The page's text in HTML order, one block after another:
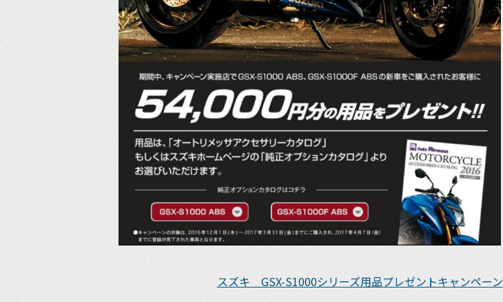
スズキ GSX-S1000シリーズ用品プレゼントキャンペーン